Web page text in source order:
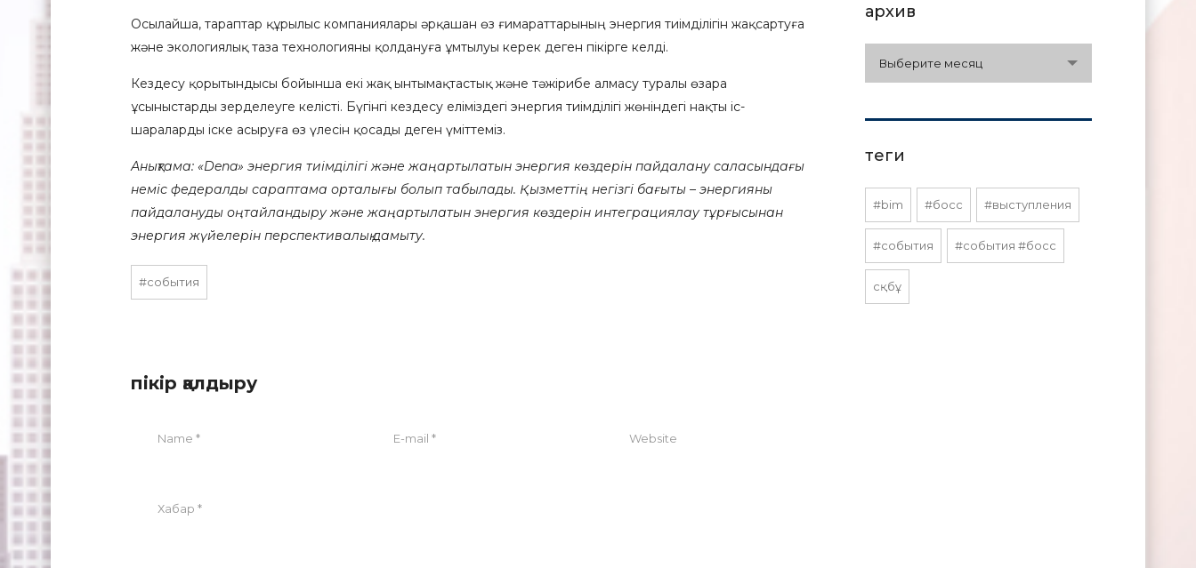
Осылайша, тараптар құрылыс компаниялары әрқашан өз ғимараттарының энергия тиімділігін жақсартуға
және экологиялық таза технологияны қолдануға ұмтылуы керек деген пікірге келді.
Кездесу қорытындысы бойынша екі жақ ынтымақтастық және тәжірибе алмасу туралы өзара
ұсыныстарды зерделеуге келісті. Бүгінгі кездесу еліміздегі энергия тиімділігі жөніндегі нақты іс-
шараларды іске асыруға өз үлесін қосады деген үміттеміз.
Анықтама: «Dena» энергия тиімділігі және жаңартылатын энергия көздерін пайдалану саласындағы
неміс федералды сараптама орталығы болып табылады. Қызметтің негізгі бағыты – энергияны
пайдалануды оңтайландыру және жаңартылатын энергия көздерін интеграциялау тұрғысынан
энергия жүйелерін перспективалық дамыту.
#события
пікір қалдыру
архив
архив
Выберите месяц
теги
#bim #босс #выступления
#события #события #босс
сқбұ